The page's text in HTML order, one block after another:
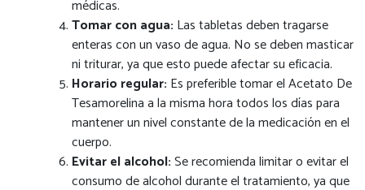
médicas.
Tomar con agua: Las tabletas deben tragarse
enteras con un vaso de agua. No se deben masticar
ni triturar, ya que esto puede afectar su eficacia.
Horario regular: Es preferible tomar el Acetato De
Tesamorelina a la misma hora todos los días para
mantener un nivel constante de la medicación en el
cuerpo.
Evitar el alcohol:Se recomienda limitar o evitar el
consumo de alcohol durante el tratamiento, ya que